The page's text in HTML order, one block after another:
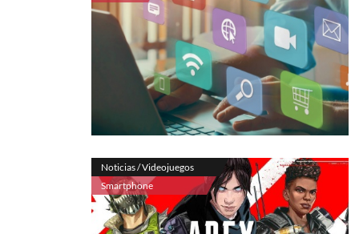
Noticias / Videojuegos
Smartphone